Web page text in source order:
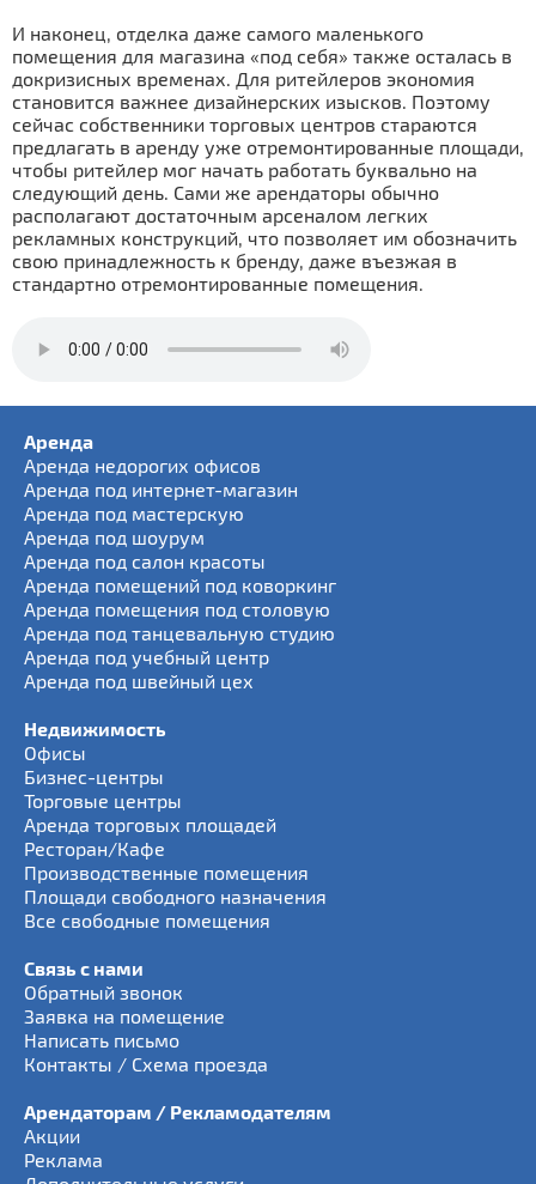
И наконец, отделка даже самого маленького
помещения для магазина «под себя» также осталась в
докризисных временах. Для ритейлеров экономия
становится важнее дизайнерских изысков. Поэтому
сейчас собственники торговых центров стараются
предлагать в аренду уже отремонтированные площади,
чтобы ритейлер мог начать работать буквально на
следующий день. Сами же арендаторы обычно
располагают достаточным арсеналом легких
рекламных конструкций, что позволяет им обозначить
свою принадлежность к бренду, даже въезжая в
стандартно отремонтированные помещения.
Аренда
Аренда недорогих офисов
Аренда под интернет-магазин
Аренда под мастерскую
Аренда под шоурум
Аренда под салон красоты
Аренда помещений под коворкинг
Аренда помещения под столовую
Аренда под танцевальную студию
Аренда под учебный центр
Аренда под швейный цех
Недвижимость
Офисы
Бизнес-центры
Торговые центры
Аренда торговых площадей
Ресторан/Кафе
Производственные помещения
Площади свободного назначения
Все свободные помещения
Связь с нами
Обратный звонок
Заявка на помещение
Написать письмо
Контакты / Схема проезда
Арендаторам / Рекламодателям
Акции
Реклама